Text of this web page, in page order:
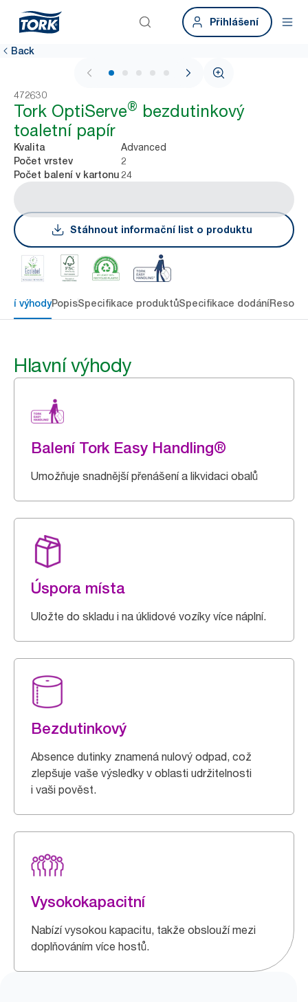
Přihlášení
Back
1 / 5
472630
Tork OptiServe® bezdutinkový
toaletní papír
Kvalita Advanced
Počet vrstev 2
Počet balení v kartonu 24
Stáhnout informační list o produktu
výhodyPopisSpecifikace produktůSpecifikace dodání
Hlavní výhody
Balení Tork Easy Handling®
Umožňuje snadnější přenášení a likvidaci obalů
Úspora místa
Uložte do skladu i na úklidové vozíky více náplní.
Bezdutinkový
Absence dutinky znamená nulový odpad, což
zlepšuje vaše výsledky v oblasti udržitelnosti
i vaši pověst.
Vysokokapacitní
Nabízí vysokou kapacitu, takže obslouží mezi
doplňováním více hostů.